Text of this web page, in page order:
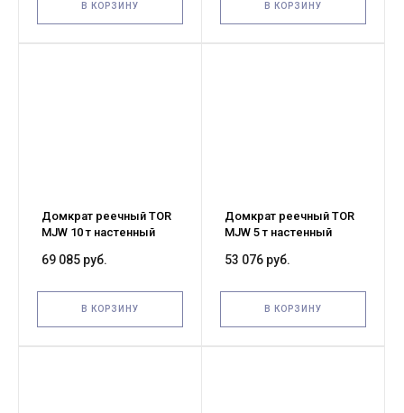
В КОРЗИНУ В КОРЗИНУ
Домкрат реечный TOR
MJW 10 т настенный
69 085 руб.
В КОРЗИНУ
Домкрат реечный TOR
MJW 5 т настенный
53 076 руб.
В КОРЗИНУ